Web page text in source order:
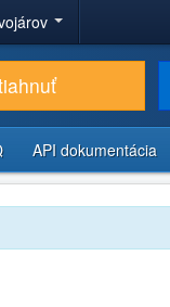
API dokumentácia